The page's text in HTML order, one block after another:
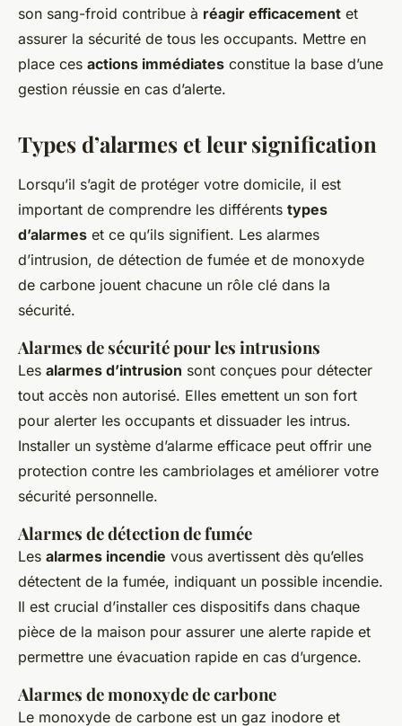
son sang-froid contribue à réagir efficacement et
assurer la sécurité de tous les occupants. Mettre en
place ces actions immédiates constitue la base d’une
gestion réussie en cas d’alerte.
Types d’alarmes et leur signification
Lorsqu’il s’agit de protéger votre domicile, il est
important de comprendre les différents types
d’alarmes et ce qu’ils signifient. Les alarmes
d’intrusion, de détection de fumée et de monoxyde
de carbone jouent chacune un rôle clé dans la
sécurité.
Alarmes de sécurité pour les intrusions
Les alarmes d’intrusion sont conçues pour détecter
tout accès non autorisé. Elles emettent un son fort
pour alerter les occupants et dissuader les intrus.
Installer un système d’alarme efficace peut offrir une
protection contre les cambriolages et améliorer votre
sécurité personnelle.
Alarmes de détection de fumée
Les alarmes incendie vous avertissent dès qu’elles
détectent de la fumée, indiquant un possible incendie.
Il est crucial d’installer ces dispositifs dans chaque
pièce de la maison pour assurer une alerte rapide et
permettre une évacuation rapide en cas d’urgence.
Alarmes de monoxyde de carbone
Le monoxyde de carbone est un gaz inodore et